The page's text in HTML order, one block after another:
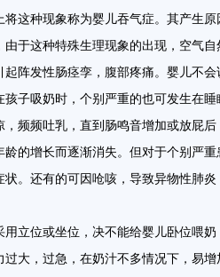
这种现象称为婴儿吞气症。其产生原
于这种特殊生理现象的出现，空气自
阵发性肠痉孪，腹部疼痛。婴儿不会
子吸奶时，个别严重的也可发生在睡
频频吐乳，直到肠鸣音增加或放屁后
的增长而逐渐消失。但对于个别严重
。还有的可因呛咳，导致异物性肺炎
位或坐位，决不能给婴儿卧位喂奶
大，过急，在奶汁不多情况下，易增